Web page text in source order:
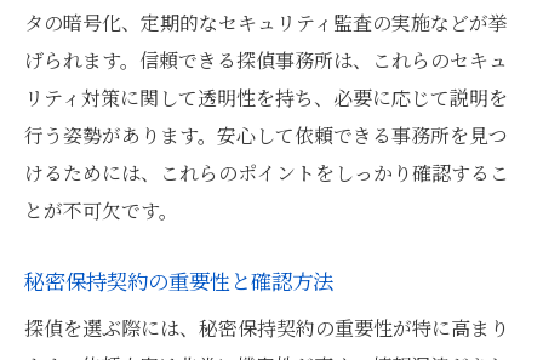
タの暗号化、定期的なセキュリティ監査の実施などが挙
げられます。信頼できる探偵事務所は、これらのセキュ
リティ対策に関して透明性を持ち、必要に応じて説明を
行う姿勢があります。安心して依頼できる事務所を見つ
けるためには、これらのポイントをしっかり確認するこ
とが不可欠です。
秘密保持契約の重要性と確認方法
探偵を選ぶ際には、秘密保持契約の重要性が特に高まり